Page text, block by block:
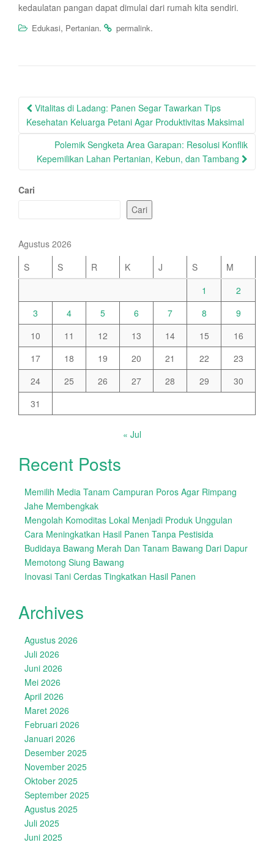
kedaulatan pangan dapat dimulai dari rumah kita sendiri.
Edukasi, Pertanian. permalink.
Post
navigation
Vitalitas di Ladang: Panen Segar Tawarkan Tips
Kesehatan Keluarga Petani Agar Produktivitas Maksimal
Polemik Sengketa Area Garapan: Resolusi Konflik
Kepemilikan Lahan Pertanian, Kebun, dan Tambang
Cari
Cari
Agustus 2026
S
S R K J S
M
1
2
3
4 5 6 7 8
9
10
11 12 13 14 15
16
17
18 19 20 21 22
23
24
25 26 27 28 29
30
31
« Jul
Recent Posts
Memilih Media Tanam Campuran Poros Agar Rimpang
Jahe Membengkak
Mengolah Komoditas Lokal Menjadi Produk Unggulan
Cara Meningkatkan Hasil Panen Tanpa Pestisida
Budidaya Bawang Merah Dan Tanam Bawang Dari Dapur
Memotong Siung Bawang
Inovasi Tani Cerdas Tingkatkan Hasil Panen
Archives
Agustus 2026
Juli 2026
Juni 2026
Mei 2026
April 2026
Maret 2026
Februari 2026
Januari 2026
Desember 2025
November 2025
Oktober 2025
September 2025
Agustus 2025
Juli 2025
Juni 2025